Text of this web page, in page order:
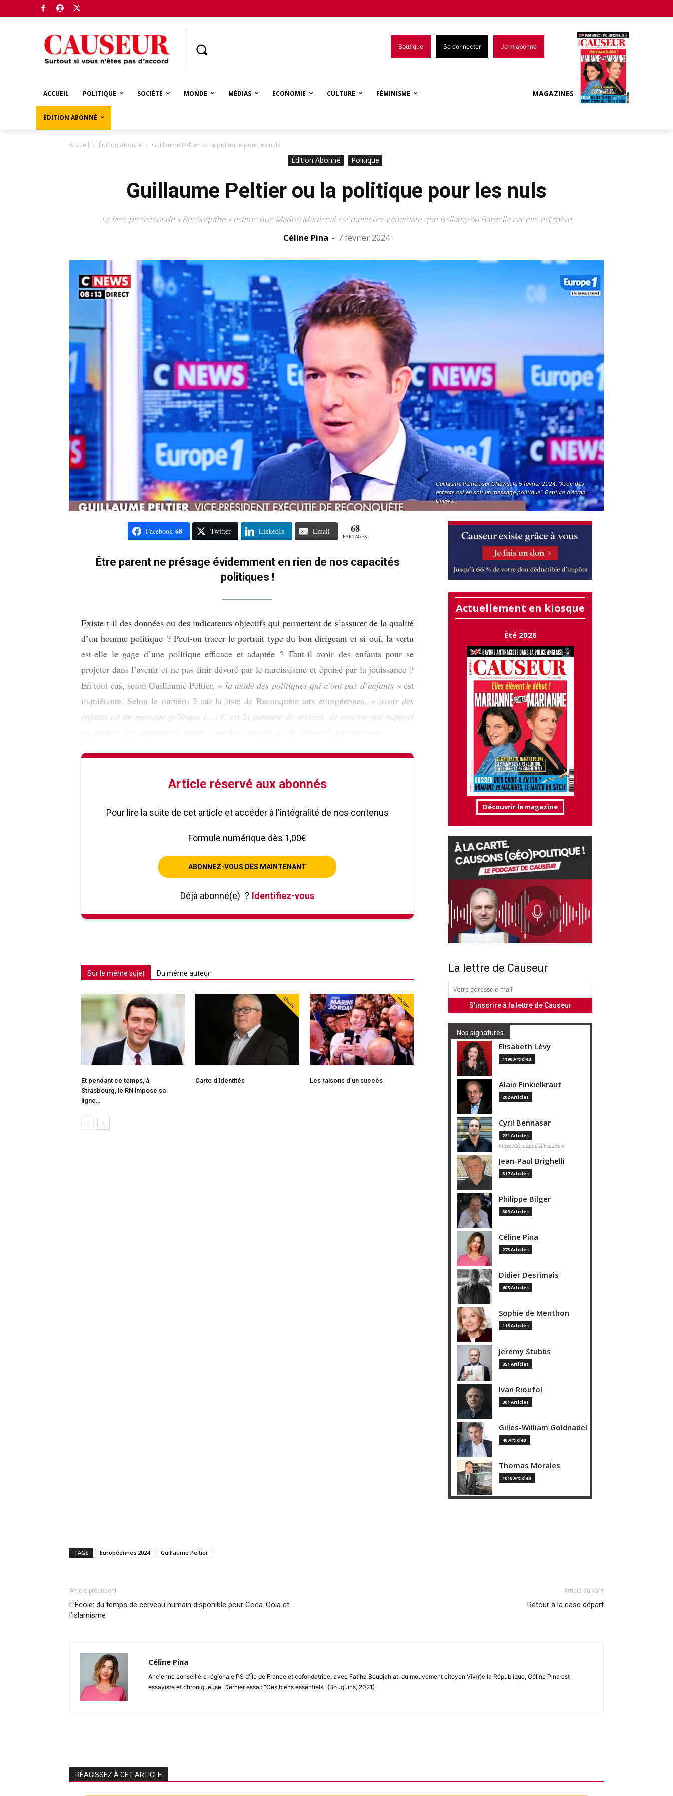
Boutique Se connecter Je m'abonne
ACCUEIL POLITIQUE SOCIÉTÉ MONDE MÉDIAS ÉCONOMIE CULTURE FÉMINISME
ÉDITION ABONNÉ
MAGAZINES
Accueil Édition Abonné Guillaume Peltier ou la politique pour les nuls
Édition Abonné Politique
Guillaume Peltier ou la politique pour les nuls
Le vice-président de « Reconquête » estime que Marion Maréchal est meilleure candidate que Bellamy ou Bardella car elle est mère
Céline Pina - 7 février 2024
Guillaume Peltier, sur CNews, le 5 février 2024. "Avoir des
enfants est en soit un message politique". Capture d'écran
Cnews.
Facebook 68 Twitter LinkedIn Email 68
PARTAGES
Être parent ne présage évidemment en rien de nos capacités
politiques !
Existe-t-il des données ou des indicateurs objectifs qui permettent de s’assurer de la qualité
d’un homme politique ? Peut-on tracer le portrait type du bon dirigeant et si oui, la vertu
est-elle le gage d’une politique efficace et adaptée ? Faut-il avoir des enfants pour se
projeter dans l’avenir et ne pas finir dévoré par le narcissisme et épuisé par la jouissance ?
En tout cas, selon Guillaume Peltier, « la mode des politiques qui n’ont pas d’enfants» est
inquiétante. Selon le numéro 2 sur la liste de Reconquête aux européennes, « avoir des
enfants est un message politique (…) C’est la garantie de sérieux, de concret par rapport
Article réservé aux abonnés
Pour lire la suite de cet article et accéder à l'intégralité de nos contenus
Formule numérique dès 1,00€
ABONNEZ-VOUS DÈS MAINTENANT
Déjà abonné(e) ? Identifiez-vous
Sur le même sujet Du même auteur
Et pendant ce temps, à
Strasbourg, le RN impose sa
ligne…
Abonné
Carte d’identités
Abonné
Les raisons d’un succès
Actuellement en kiosque
Été 2026
Découvrir le magazine
La lettre de Causeur
Nos signatures
Elisabeth Lévy
1190 Articles
Alain Finkielkraut
202 Articles
Cyril Bennasar
231 Articles
https://bennasarlaffranchi.fr
Jean-Paul Brighelli
817 Articles
Philippe Bilger
806 Articles
Céline Pina
273 Articles
Didier Desrimais
403 Articles
Sophie de Menthon
116 Articles
Jeremy Stubbs
351 Articles
Ivan Rioufol
301 Articles
Gilles-William Goldnadel
40 Articles
Thomas Morales
1018 Articles
TAGS Européennes 2024 Guillaume Peltier
Article précédent
L’École: du temps de cerveau humain disponible pour Coca-Cola et
l’islamisme
Article suivant
Retour à la case départ
Céline Pina
Ancienne conseillère régionale PS d'Île de France et cofondatrice, avec Fatiha Boudjahlat, du mouvement citoyen Viv(r)e la République, Céline Pina est
essayiste et chroniqueuse. Dernier essai: "Ces biens essentiels" (Bouquins, 2021)
RÉAGISSEZ À CET ARTICLE